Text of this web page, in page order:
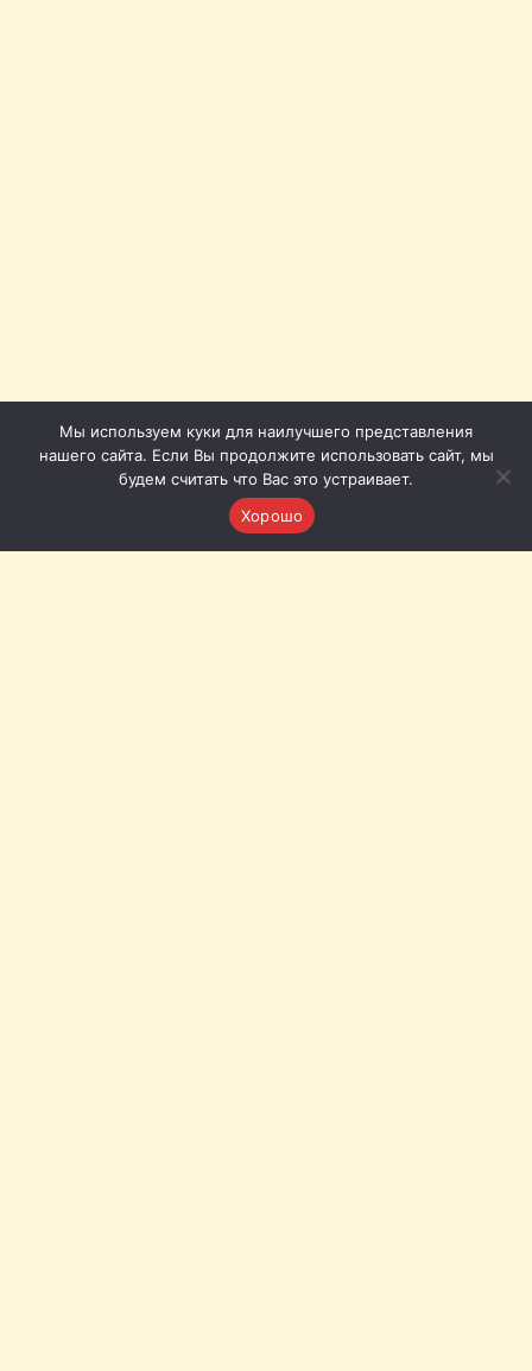
Мы используем куки для наилучшего представления
нашего сайта. Если Вы продолжите использовать сайт, мы
будем считать что Вас это устраивает.
Хорошо